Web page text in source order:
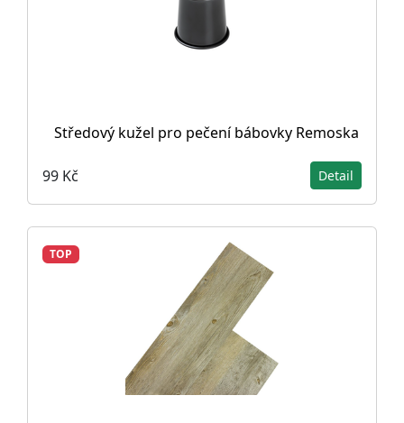
Středový kužel pro pečení bábovky Remoska
99 Kč Detail
TOP